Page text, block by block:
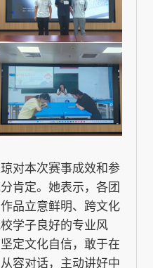
对本次赛事成效和参
肯定。她表示，各团
品立意鲜明、跨文化
学子良好的专业风
定文化自信，敢于在
容对话，主动讲好中